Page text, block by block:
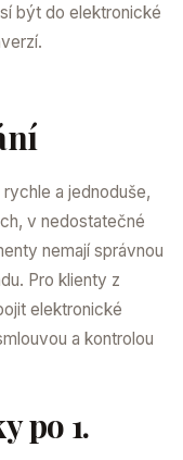
být do elektronické
a jednoduše,
v nedostatečné
nemají správnou
Pro klienty z
elektronické
a kontrolou
po 1.